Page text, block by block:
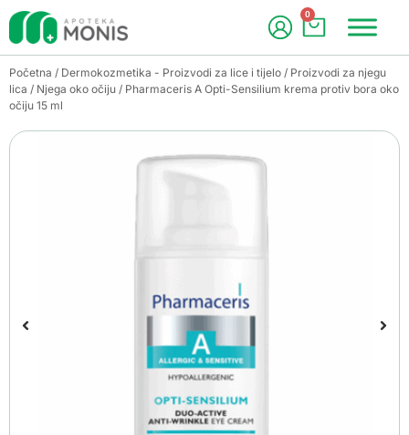
0
Početna / Dermokozmetika - Proizvodi za lice i tijelo / Proizvodi za njegu
lica / Njega oko očiju / Pharmaceris A Opti-Sensilium krema protiv bora oko
očiju 15 ml